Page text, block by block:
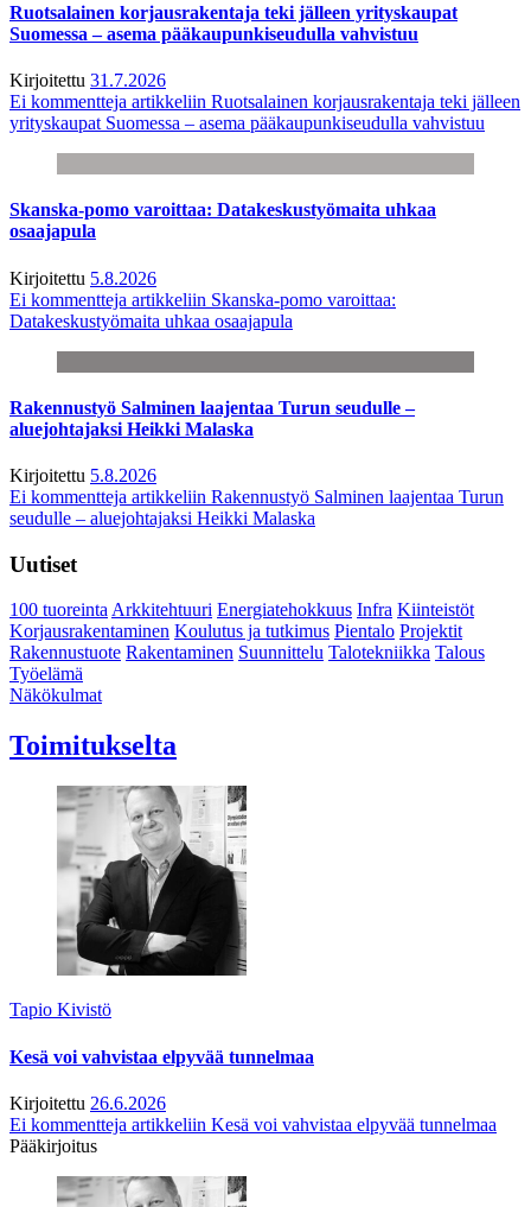
Ruotsalainen korjausrakentaja teki jälleen yrityskaupat
Suomessa – asema pääkaupunkiseudulla vahvistuu
Kirjoitettu 31.7.2026
Ei kommentteja artikkeliin Ruotsalainen korjausrakentaja teki jälleen
yrityskaupat Suomessa – asema pääkaupunkiseudulla vahvistuu
Skanska-pomo varoittaa: Datakeskustyömaita uhkaa
osaajapula
Kirjoitettu 5.8.2026
Ei kommentteja artikkeliin Skanska-pomo varoittaa:
Datakeskustyömaita uhkaa osaajapula
Rakennustyö Salminen laajentaa Turun seudulle –
aluejohtajaksi Heikki Malaska
Kirjoitettu 5.8.2026
Ei kommentteja artikkeliin Rakennustyö Salminen laajentaa Turun
seudulle – aluejohtajaksi Heikki Malaska
Uutiset
100 tuoreintaArkkitehtuuri Energiatehokkuus Infra Kiinteistöt
Korjausrakentaminen Koulutus ja tutkimus Pientalo Projektit
Rakennustuote Rakentaminen Suunnittelu Talotekniikka Talous
Työelämä
Näkökulmat
Toimitukselta
Tapio Kivistö
Kesä voi vahvistaa elpyvää tunnelmaa
Kirjoitettu 26.6.2026
Ei kommentteja artikkeliin Kesä voi vahvistaa elpyvää tunnelmaa
Pääkirjoitus